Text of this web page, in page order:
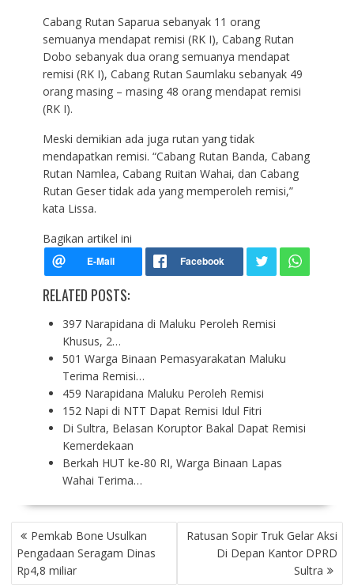
Cabang Rutan Saparua sebanyak 11 orang
semuanya mendapat remisi (RK I), Cabang Rutan
Dobo sebanyak dua orang semuanya mendapat
remisi (RK I), Cabang Rutan Saumlaku sebanyak 49
orang masing – masing 48 orang mendapat remisi
(RK I).
Meski demikian ada juga rutan yang tidak
mendapatkan remisi. “Cabang Rutan Banda, Cabang
Rutan Namlea, Cabang Ruitan Wahai, dan Cabang
Rutan Geser tidak ada yang memperoleh remisi,”
kata Lissa.
Bagikan artikel ini
RELATED POSTS:
397 Narapidana di Maluku Peroleh Remisi
Khusus, 2…
501 Warga Binaan Pemasyarakatan Maluku
Terima Remisi…
459 Narapidana Maluku Peroleh Remisi
152 Napi di NTT Dapat Remisi Idul Fitri
Di Sultra, Belasan Koruptor Bakal Dapat Remisi
Kemerdekaan
Berkah HUT ke-80 RI, Warga Binaan Lapas
Wahai Terima…
P
O
S
Pemkab Bone Usulkan
Pengadaan Seragam Dinas
Rp4,8 miliar
Ratusan Sopir Truk Gelar Aksi
Di Depan Kantor DPRD
Sultra